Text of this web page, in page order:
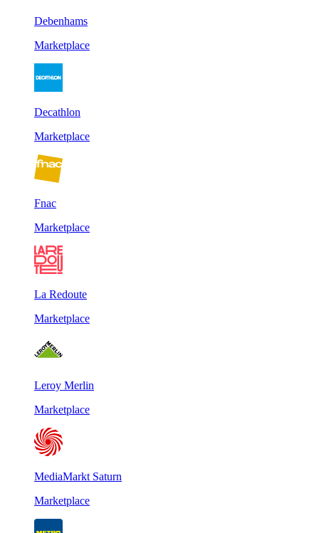
Debenhams
Marketplace
Decathlon
Marketplace
Fnac
Marketplace
La Redoute
Marketplace
Leroy Merlin
Marketplace
MediaMarkt Saturn
Marketplace